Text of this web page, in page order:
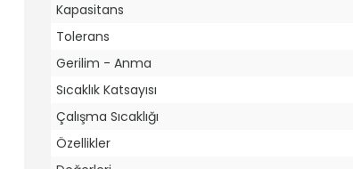
Kapasitans
Tolerans
Gerilim - Anma
Sıcaklık Katsayısı
Çalışma Sıcaklığı
Özellikler